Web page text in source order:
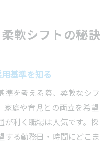
軟シフトの秘訣
基準を知る
準を考える際、柔軟なシフ
家庭や育児との両立を希望
が利く職場は人気です。採
する勤務日・時間にどこま